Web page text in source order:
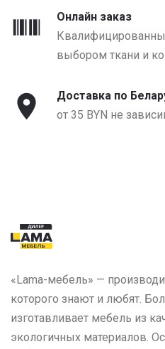
Онлайн заказ
выбором ткани и
Доставка по
от 35 BYN не
«Lama-мебель» —
которого знают и любят.
изготавливает мебель из
экологичных материалов.